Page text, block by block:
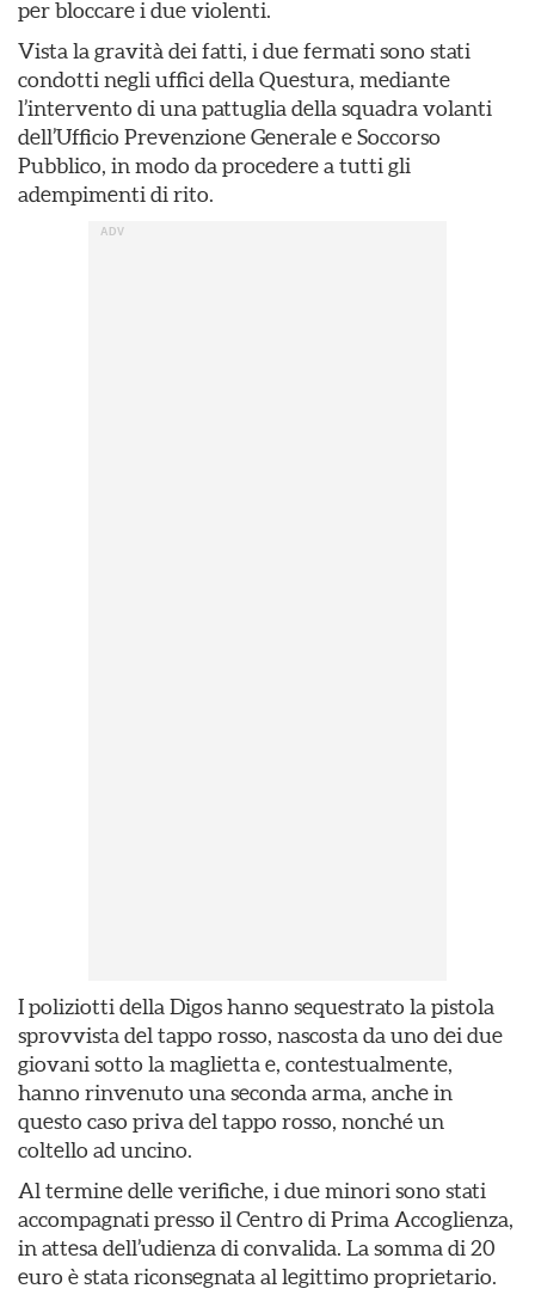
per bloccare i due violenti.
Vista la gravità dei fatti, i due fermati sono stati
condotti negli uffici della Questura, mediante
l’intervento di una pattuglia della squadra volanti
dell’Ufficio Prevenzione Generale e Soccorso
Pubblico, in modo da procedere a tutti gli
adempimenti di rito.
I poliziotti della Digos hanno sequestrato la pistola
sprovvista del tappo rosso, nascosta da uno dei due
giovani sotto la maglietta e, contestualmente,
hanno rinvenuto una seconda arma, anche in
questo caso priva del tappo rosso, nonché un
coltello ad uncino.
Al termine delle verifiche, i due minori sono stati
accompagnati presso il Centro di Prima Accoglienza,
in attesa dell’udienza di convalida. La somma di 20
euro è stata riconsegnata al legittimo proprietario.